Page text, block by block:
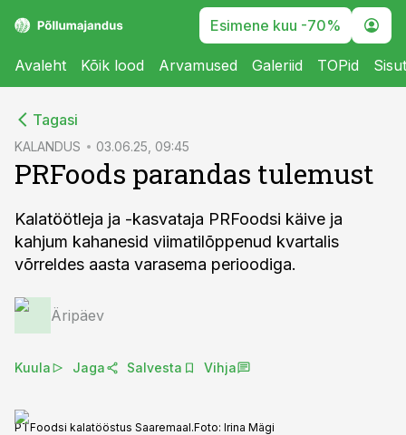
Esimene kuu -70%
Avaleht Kõik lood Arvamused Galeriid TOPid
Tagasi
KALANDUS 03.06.25, 09:45
PRFoods parandas tulemust
Kalatöötleja ja -kasvataja PRFoodsi käive ja
kahjum kahanesid viimatilõppenud kvartalis
võrreldes aasta varasema perioodiga.
Äripäev
Kuula Jaga Salvesta Vihja
PTFoodsi kalatööstus Saaremaal.Foto: Irina Mägi